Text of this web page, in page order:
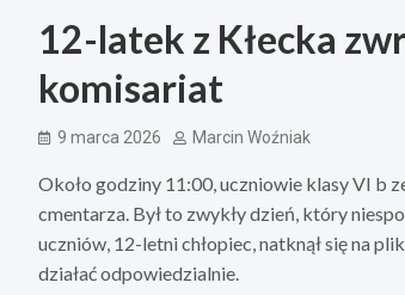
12-latek z Kłecka
komisariat
9 marca 2026 Marcin Woźniak
Około godziny 11:00, uczniowie klasy VI b
cmentarza. Był to zwykły dzień, który
uczniów, 12-letni chłopiec, natknął się na
działać odpowiedzialnie.